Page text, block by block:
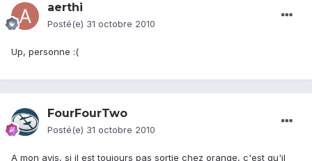
aerthi
Posté(e) 31 octobre 2010
Up, personne :(
FourFourTwo
Posté(e) 31 octobre 2010
A mon avis, si il est toujours pas sortie chez orange, c'est qu'il